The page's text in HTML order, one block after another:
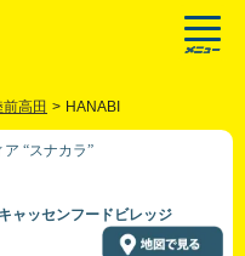
高田 > HANABI
“スナカラ”
ャッセンフードビレッジ